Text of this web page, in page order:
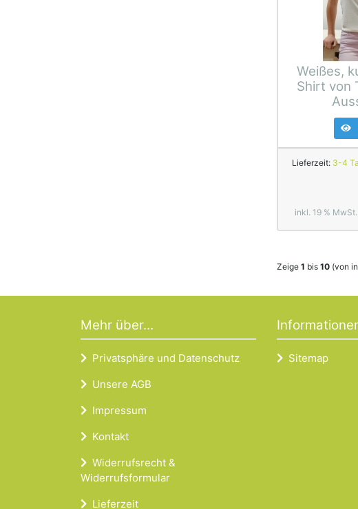
Weißes,
Shirt von
Lieferzeit: 3-4
inkl. 19 %
Zeige 1 bis 10 (von
Mehr über...
Privatsphäre und Datenschutz
Unsere AGB
Impressum
Kontakt
Widerrufsrecht &
Widerrufsformular
Lieferzeit
Sitemap